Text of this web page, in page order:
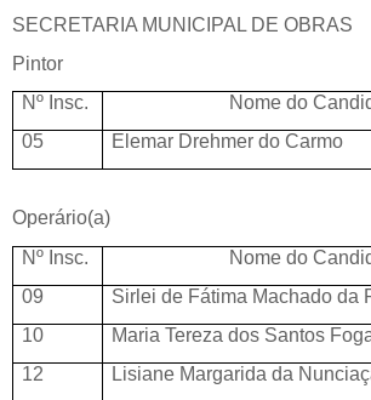
SECRETARIA MUNICIPAL DE OBRAS
Pintor
Nº Insc.
Nome do
05
Elemar Drehmer do Carmo
Operário(a)
Nº Insc.
Nome do
09
Sirlei de Fátima Machado da
10
Maria Tereza dos Santos
12
Lisiane Margarida da